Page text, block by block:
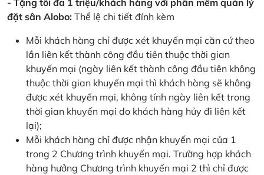
- Tặng tối đa 1 triệu/khách hàng với phần mềm quản lý
đặt sân Alobo: Thể lệ chi tiết đính kèm
Mỗi khách hàng chỉ được xét khuyến mại căn cứ theo
lần liên kết thành công đầu tiên thuộc thời gian
khuyến mại (ngày liên kết thành công đầu tiên không
thuộc thời gian khuyến mại thì khách hàng sẽ không
được xét khuyến mại, không tính ngày liên kết trong
thời gian khuyến mại do khách hàng hủy đi liên kết
lại);
Mỗi khách hàng chỉ được nhận khuyến mại của 1
trong 2 Chương trình khuyến mại. Trường hợp khách
hàng hưởng Chương trình khuyến mại 2 thì chỉ được